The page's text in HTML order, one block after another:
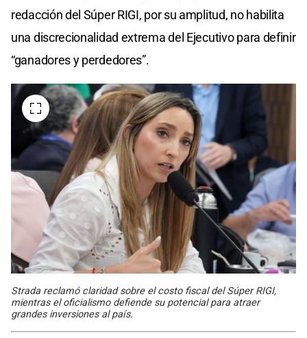
redacción del Súper RIGI, por su amplitud, no habilita
una discrecionalidad extrema del Ejecutivo para definir
“ganadores y perdedores”.
Strada reclamó claridad sobre el costo fiscal del Súper RIGI,
mientras el oficialismo defiende su potencial para atraer
grandes inversiones al país.